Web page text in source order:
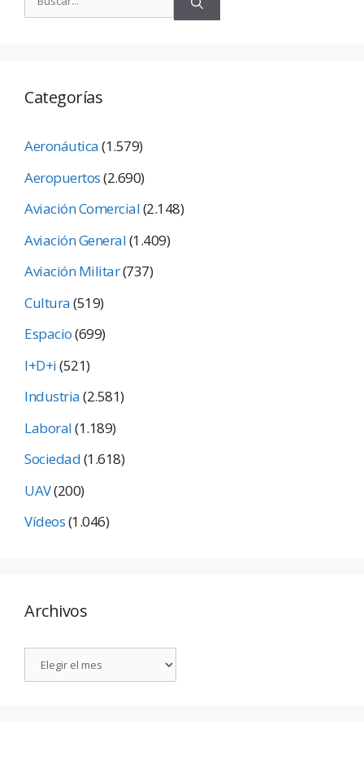
Categorías
Aeronáutica(1.579)
Aeropuertos(2.690)
Aviación Comercial(2.148)
Aviación General(1.409)
Aviación Militar(737)
Cultura(519)
Espacio(699)
I+D+i(521)
Industria(2.581)
Laboral(1.189)
Sociedad(1.618)
UAV(200)
Vídeos(1.046)
Archivos